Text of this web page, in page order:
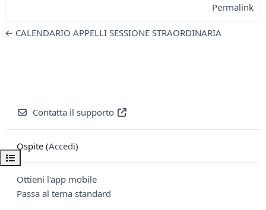
Apri indice del corso
Permalink
← CALENDARIO APPELLI SESSIONE STRAORDINARIA
Contatta il supporto
Ospite (Accedi)
Ottieni l'app mobile
Passa al tema standard